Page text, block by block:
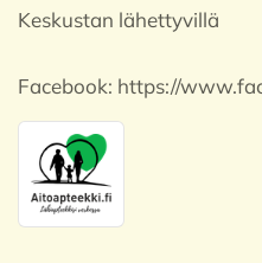
Keskustan lähettyvillä
Facebook: https://